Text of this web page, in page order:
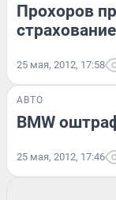
Прохоров
страхование
25 мая, 2012, 17:58
АВТО
BMW
25 мая, 2012, 17:46